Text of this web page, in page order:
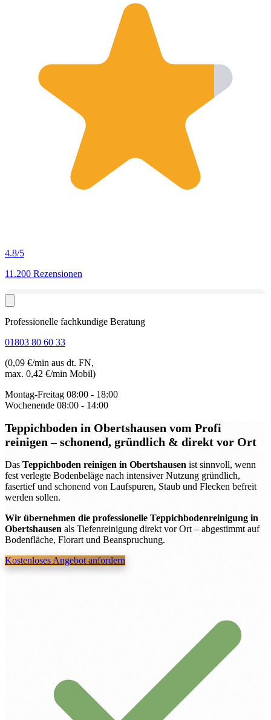
4.8/5
11.200 Rezensionen
Professionelle fachkundige Beratung
01803 80 60 33
(0,09 €/min aus dt. FN,
max. 0,42 €/min Mobil)
Montag-Freitag 08:00 - 18:00
Wochenende 08:00 - 14:00
Teppichboden in Obertshausen vom Profi
reinigen – schonend, gründlich & direkt vor Ort
Das Teppichboden reinigen in Obertshausen ist sinnvoll, wenn
fest verlegte Bodenbeläge nach intensiver Nutzung gründlich,
fasertief und schonend von Laufspuren, Staub und Flecken befreit
werden sollen.
Wir übernehmen die professionelle Teppichbodenreinigung in
Obertshausen als Tiefenreinigung direkt vor Ort – abgestimmt auf
Bodenfläche, Florart und Beanspruchung.
Kostenloses Angebot anfordern